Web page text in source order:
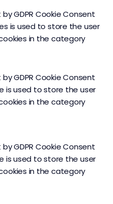
GDPR Cookie Consent
is used to store the user
in the category
GDPR Cookie Consent
is used to store the user
in the category
GDPR Cookie Consent
is used to store the user
in the category